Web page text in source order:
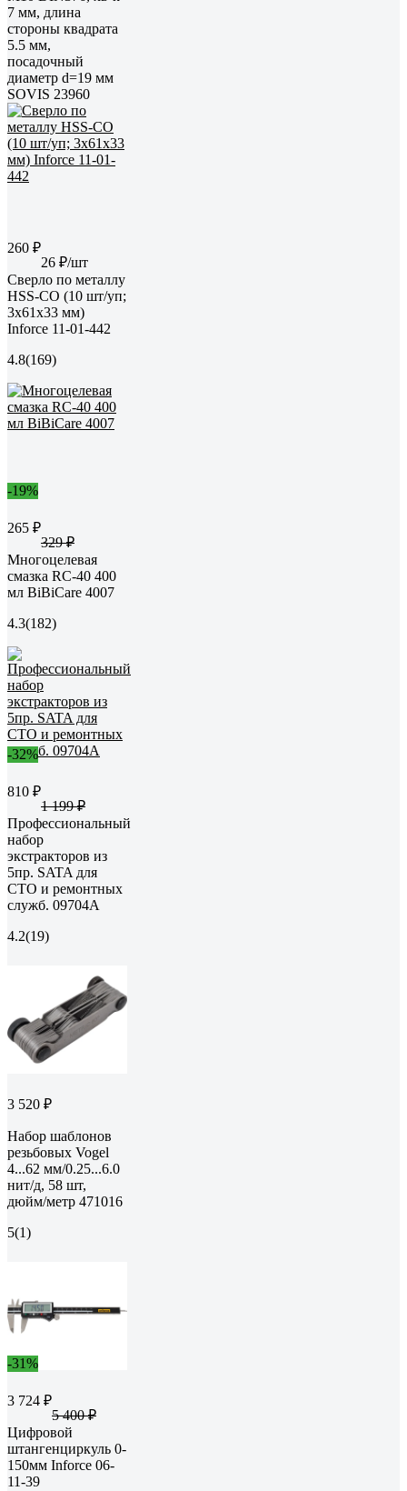
7 мм, длина
стороны квадрата
5.5 мм,
посадочный
диаметр d=19 мм
SOVIS 23960
260 ₽
26 ₽/шт
Сверло по металлу
HSS-CO (10 шт/уп;
3x61x33 мм)
Inforce 11-01-442
4.8(169)
-19%
265 ₽
329 ₽
Многоцелевая
смазка RC-40 400
мл BiBiCare 4007
4.3(182)
-32%
810 ₽
1 199 ₽
Профессиональный
набор
экстракторов из
5пр. SATA для
СТО и ремонтных
служб. 09704A
4.2(19)
3 520 ₽
Набор шаблонов
резьбовых Vogel
4...62 мм/0.25...6.0
нит/д, 58 шт,
дюйм/метр 471016
5(1)
-31%
3 724 ₽
5 400 ₽
Цифровой
штангенциркуль 0-
150мм Inforce 06-
11-39